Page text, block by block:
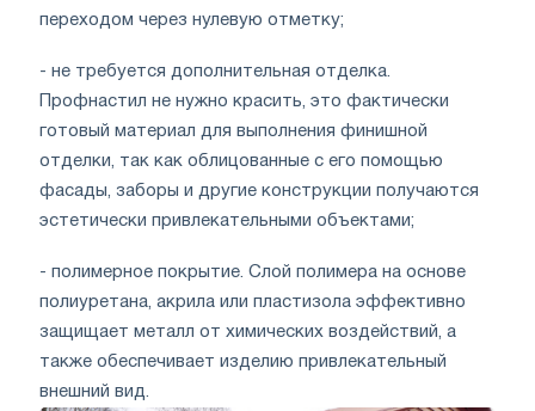
переходом через нулевую отметку;
- не требуется дополнительная отделка.
Профнастил не нужно красить, это фактически
готовый материал для выполнения финишной
отделки, так как облицованные с его помощью
фасады, заборы и другие конструкции получаются
эстетически привлекательными объектами;
- полимерное покрытие. Слой полимера на основе
полиуретана, акрила или пластизола эффективно
защищает металл от химических воздействий, а
также обеспечивает изделию привлекательный
внешний вид.